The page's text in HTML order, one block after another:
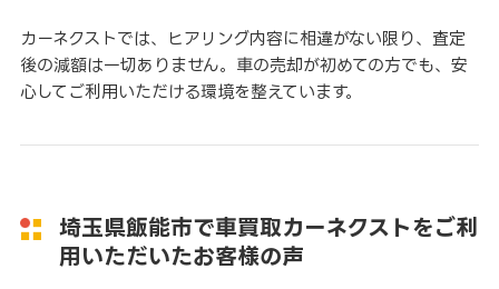
カーネクストでは、ヒアリング内容に相違がない限り、査定
後の減額は一切ありません。車の売却が初めての方でも、安
心してご利用いただける環境を整えています。
埼玉県飯能市で車買取カーネクストをご利
用いただいたお客様の声